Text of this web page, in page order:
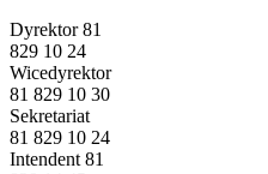
Dyrektor 81
829 10 24
Wicedyrektor
81 829 10 30
Sekretariat
81 829 10 24
Intendent 81